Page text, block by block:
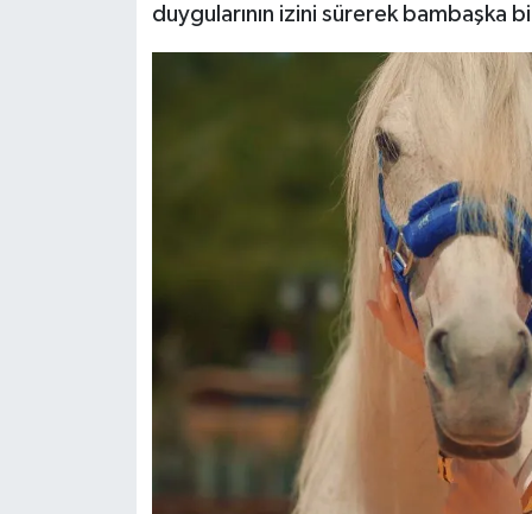
duygularının izini sürerek bambaşka